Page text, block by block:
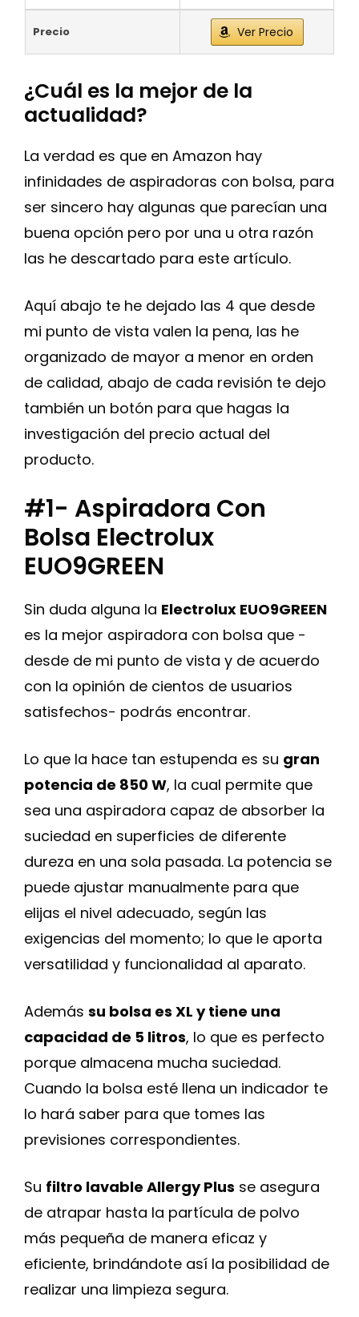
Precio Ver Precio
¿Cuál es la mejor de la
actualidad?
La verdad es que en Amazon hay
infinidades de aspiradoras con bolsa, para
ser sincero hay algunas que parecían una
buena opción pero por una u otra razón
las he descartado para este artículo.
Aquí abajo te he dejado las 4 que desde
mi punto de vista valen la pena, las he
organizado de mayor a menor en orden
de calidad, abajo de cada revisión te dejo
también un botón para que hagas la
investigación del precio actual del
producto.
#1- Aspiradora Con
Bolsa Electrolux
EUO9GREEN
Sin duda alguna la Electrolux EUO9GREEN
es la mejor aspiradora con bolsa que -
desde de mi punto de vista y de acuerdo
con la opinión de cientos de usuarios
satisfechos- podrás encontrar.
Lo que la hace tan estupenda es su gran
potencia de 850 W, la cual permite que
sea una aspiradora capaz de absorber la
suciedad en superficies de diferente
dureza en una sola pasada. La potencia se
puede ajustar manualmente para que
elijas el nivel adecuado, según las
exigencias del momento; lo que le aporta
versatilidad y funcionalidad al aparato.
Además su bolsa es XL y tiene una
capacidad de 5 litros, lo que es perfecto
porque almacena mucha suciedad.
Cuando la bolsa esté llena un indicador te
lo hará saber para que tomes las
previsiones correspondientes.
Su filtro lavable Allergy Plus se asegura
de atrapar hasta la partícula de polvo
más pequeña de manera eficaz y
eficiente, brindándote así la posibilidad de
realizar una limpieza segura.